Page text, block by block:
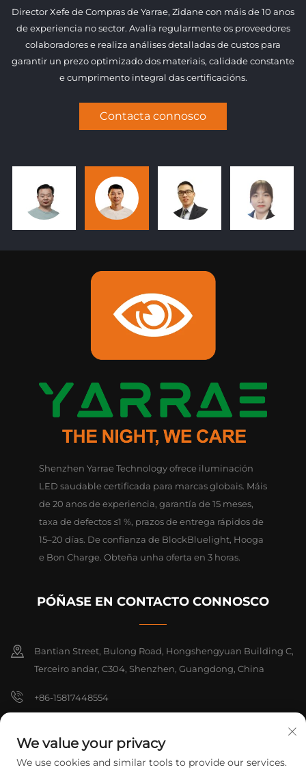
Director Xefe de Compras de Yarrae, Zidane con máis de 10 anos
de experiencia no sector. Avalía regularmente os proveedores
colaboradores e realiza análises detalladas de custos para
garantir un prezo optimizado dos materiais, calidade constante
e cumprimento integral das certificacións.
Contacta connosco
Shenzhen Yarrae Technology ofrece iluminación
LED saudable certificada para marcas globais. Máis
de 20 anos de experiencia, garantía de 15 meses,
taxa de defectos ≤1 %, prazos de entrega rápidos de
15–20 días. De confianza de BlockBluelight, Hooga
e Bon Charge. Obteña unha oferta en 3 horas.
PÓÑASE EN CONTACTO CONNOSCO
Bantian Street, Bulong Road, Hongshengyuan Building C,
Terceiro andar, C304, Shenzhen, Guangdong, China
+86-15817448554
We value your privacy
We use cookies and similar tools to provide our services.